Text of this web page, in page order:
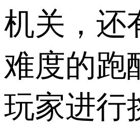
机关，还
难度的跑
玩家进行